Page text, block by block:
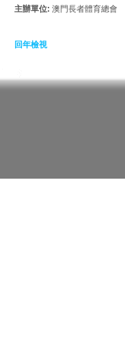
主辦單位: 澳門長者體育總會
回年檢視